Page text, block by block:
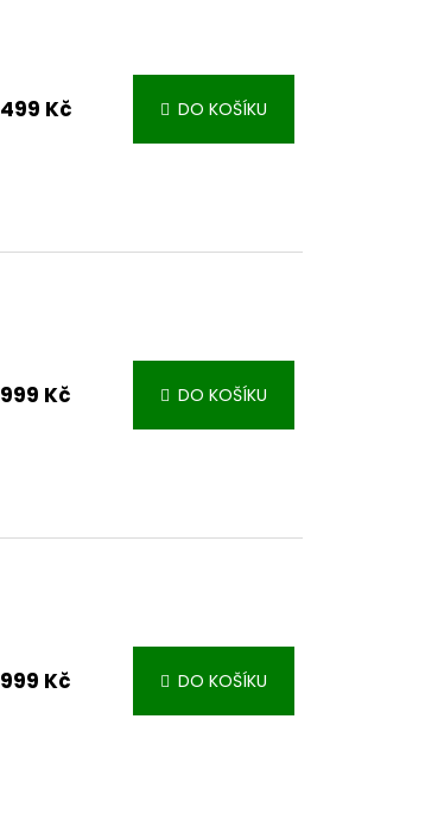
499 Kč DO KOŠÍKU
999 Kč DO KOŠÍKU
999 Kč DO KOŠÍKU